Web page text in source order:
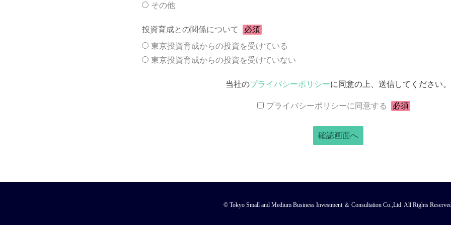
その他
投資育成との関係について
必須
東京投資育成からの投資を受けている
東京投資育成からの投資を受けていない
当社のプライバシーポリシーに同意の上、送信してください。
プライバシーポリシーに同意する 必須
© Tokyo Small and Medium Business Investment ＆ Consultation Co.,Ltd. All Rights